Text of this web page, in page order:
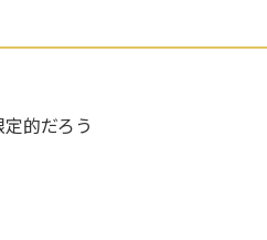
的だろう